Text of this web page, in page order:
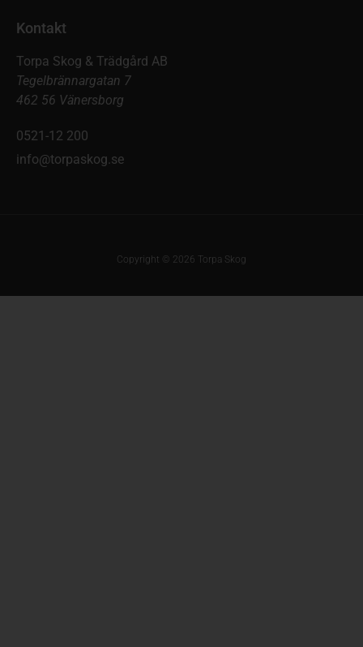
Kontakt
Torpa Skog & Trädgård AB
Tegelbrännargatan 7
462 56 Vänersborg
0521-12 200
info@torpaskog.se
Copyright © 2026 Torpa Skog